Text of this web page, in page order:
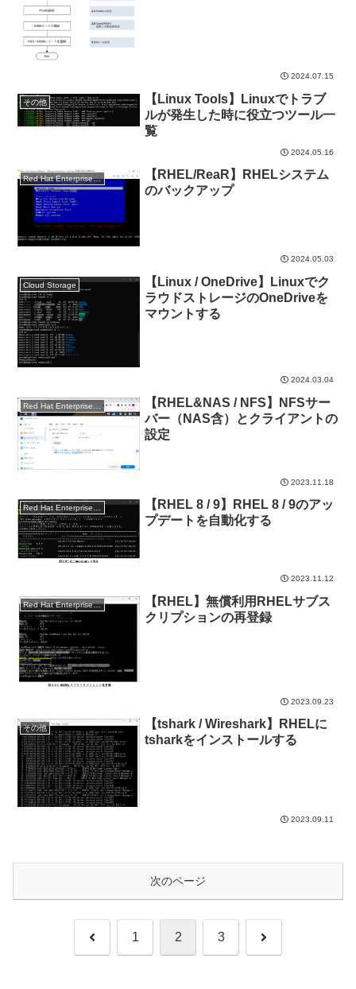
2024.07.15
その他
【Linux Tools】Linuxでトラブ
ルが発生した時に役立つツール一
覧
2024.05.16
Red Hat Enterprise Linux
【RHEL/ReaR】RHELシステム
のバックアップ
2024.05.03
Cloud Storage
【Linux / OneDrive】Linuxでク
ラウドストレージのOneDriveを
マウントする
2024.03.04
Red Hat Enterprise Linux
【RHEL&NAS / NFS】NFSサー
バー（NAS含）とクライアントの
設定
2023.11.18
Red Hat Enterprise Linux
【RHEL 8 / 9】RHEL 8 / 9のアッ
プデートを自動化する
2023.11.12
Red Hat Enterprise Linux
【RHEL】無償利用RHELサブス
クリプションの再登録
2023.09.23
その他
【tshark / Wireshark】RHELに
tsharkをインストールする
2023.09.11
次のページ
前 1 2 3 次